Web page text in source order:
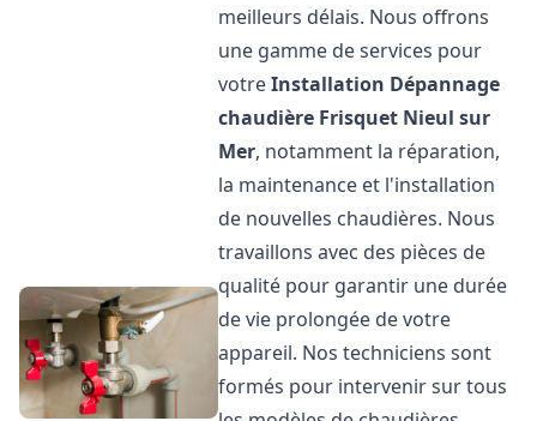
meilleurs délais. Nous offrons
une gamme de services pour
votreInstallation Dépannage
chaudière Frisquet Nieul sur
Mer, notamment la réparation,
la maintenance et l'installation
de nouvelles chaudières. Nous
travaillons avec des pièces de
qualité pour garantir une durée
de vie prolongée de votre
appareil. Nos techniciens sont
formés pour intervenir sur tous